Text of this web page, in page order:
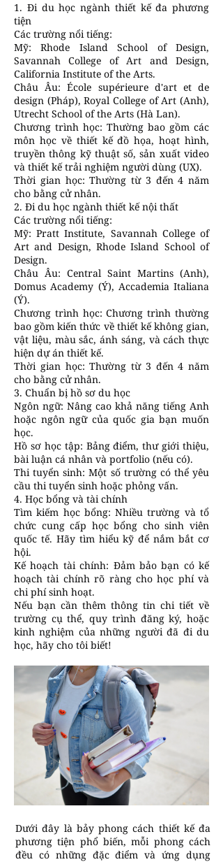
1. Đi du học ngành thiết kế đa phương
tiện
Các trường nổi tiếng:
Mỹ: Rhode Island School of Design,
Savannah College of Art and Design,
California Institute of the Arts.
Châu Âu: École supérieure d'art et de
design (Pháp), Royal College of Art (Anh),
Utrecht School of the Arts (Hà Lan).
Chương trình học: Thường bao gồm các
môn học về thiết kế đồ họa, hoạt hình,
truyền thông kỹ thuật số, sản xuất video
và thiết kế trải nghiệm người dùng (UX).
Thời gian học: Thường từ 3 đến 4 năm
cho bằng cử nhân.
2. Đi du học ngành thiết kế nội thất
Các trường nổi tiếng:
Mỹ: Pratt Institute, Savannah College of
Art and Design, Rhode Island School of
Design.
Châu Âu: Central Saint Martins (Anh),
Domus Academy (Ý), Accademia Italiana
(Ý).
Chương trình học: Chương trình thường
bao gồm kiến thức về thiết kế không gian,
vật liệu, màu sắc, ánh sáng, và cách thực
hiện dự án thiết kế.
Thời gian học: Thường từ 3 đến 4 năm
cho bằng cử nhân.
3. Chuẩn bị hồ sơ du học
Ngôn ngữ: Nâng cao khả năng tiếng Anh
hoặc ngôn ngữ của quốc gia bạn muốn
học.
Hồ sơ học tập: Bảng điểm, thư giới thiệu,
bài luận cá nhân và portfolio (nếu có).
Thi tuyển sinh: Một số trường có thể yêu
cầu thi tuyển sinh hoặc phỏng vấn.
4. Học bổng và tài chính
Tìm kiếm học bổng: Nhiều trường và tổ
chức cung cấp học bổng cho sinh viên
quốc tế. Hãy tìm hiểu kỹ để nắm bắt cơ
hội.
Kế hoạch tài chính: Đảm bảo bạn có kế
hoạch tài chính rõ ràng cho học phí và
chi phí sinh hoạt.
Nếu bạn cần thêm thông tin chi tiết về
trường cụ thể, quy trình đăng ký, hoặc
kinh nghiệm của những người đã đi du
học, hãy cho tôi biết!
Dưới đây là bảy phong cách thiết kế đa
phương tiện phổ biến, mỗi phong cách
đều có những đặc điểm và ứng dụng